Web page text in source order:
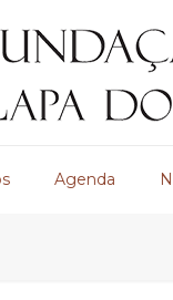
Agenda